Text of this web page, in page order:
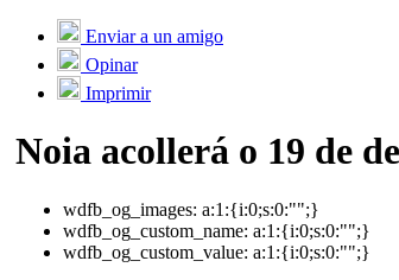
Enviar a un amigo
Opinar
Imprimir
Noia acollerá o 19 de
wdfb_og_images: a:1:{i:0;s:0:"";}
wdfb_og_custom_name: a:1:{i:0;s:0:"";}
wdfb_og_custom_value: a:1:{i:0;s:0:"";}